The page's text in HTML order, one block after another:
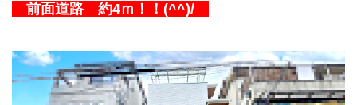
前面道路 約4ｍ！！ (^^)/